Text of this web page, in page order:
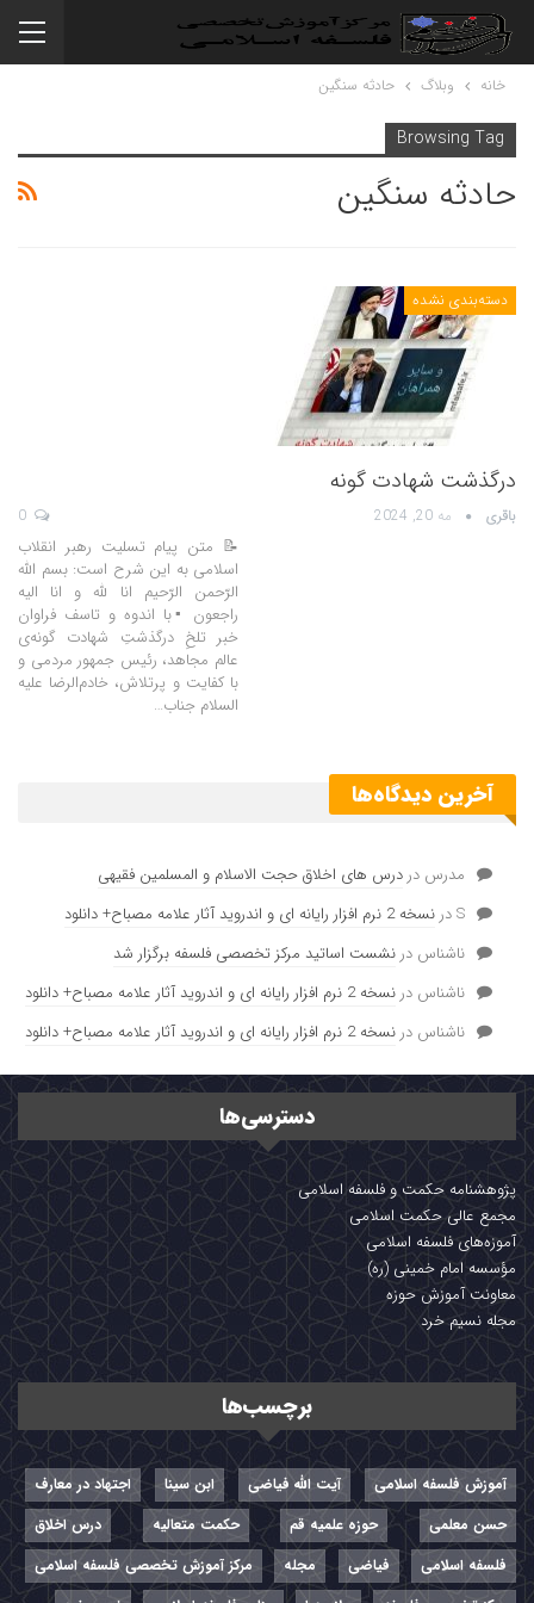
خانه وبلاگ حادثه سنگین
Browsing Tag
حادثه سنگین
دسته‌بندی نشده
درگذشت شهادت گونه
باقری مه 20, 2024
📝 متن پیام تسلیت رهبر انقلاب
اسلامی به این شرح است: بسم الله
الرّحمن الرّحیم انا لله و انا الیه
راجعون ▪️با اندوه و تاسف فراوان
خبر تلخِ درگذشتِ شهادت گونه‌ی
عالم مجاهد، رئیس جمهور مردمی و
با کفایت و پرتلاش، خادم‌الرضا علیه
السلام جناب…
آخرین دیدگاه‌ها
مدرس در درس های اخلاق حجت الاسلام و المسلمین فقیهی
Sدر نسخه 2 نرم افزار رایانه ای و اندروید آثار علامه مصباح+ دانلود
ناشناس در نشست اساتید مرکز تخصصی فلسفه برگزار شد
ناشناس در نسخه 2 نرم افزار رایانه ای و اندروید آثار علامه مصباح+ دانلود
ناشناس در نسخه 2 نرم افزار رایانه ای و اندروید آثار علامه مصباح+ دانلود
دسترسی‌ها
پژوهشنامه حکمت و فلسفه اسلامی
مجمع عالی حکمت اسلامی
آموزه‌های فلسفه اسلامی
مؤسسه امام خمینی (ره)
معاونت آموزش حوزه
مجله نسیم خرد
برچسب‌ها
آموزش فلسفه اسلامی آیت الله فیاضی ابن سینا
اجتهاد در معارف
حسن معلمی
حوزه علمیه قم حکمت متعالیه
درس اخلاق
فلسفه اسلامی
فیاضی مجله
مرکز آموزش تخصصی فلسفه اسلامی